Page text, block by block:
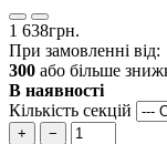
1 638грн.
При замовленні від:
300 або більше
В наявності
Кількість секцій
+
−